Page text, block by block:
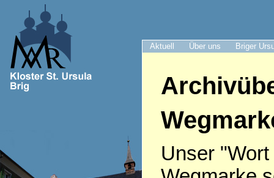
Aktuell Über uns Briger
Unser